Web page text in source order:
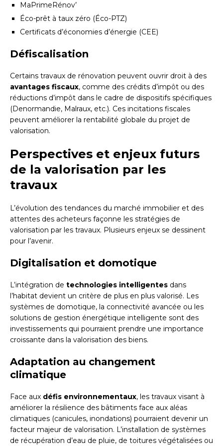
MaPrimeRénov’
Éco-prêt à taux zéro (Éco-PTZ)
Certificats d’économies d’énergie (CEE)
Défiscalisation
Certains travaux de rénovation peuvent ouvrir droit à des
avantages fiscaux, comme des crédits d’impôt ou des
réductions d’impôt dans le cadre de dispositifs spécifiques
(Denormandie, Malraux, etc.). Ces incitations fiscales
peuvent améliorer la rentabilité globale du projet de
valorisation.
Perspectives et enjeux futurs
de la valorisation par les
travaux
L’évolution des tendances du marché immobilier et des
attentes des acheteurs façonne les stratégies de
valorisation par les travaux. Plusieurs enjeux se dessinent
pour l’avenir.
Digitalisation et domotique
L’intégration de technologies intelligentes dans
l’habitat devient un critère de plus en plus valorisé. Les
systèmes de domotique, la connectivité avancée ou les
solutions de gestion énergétique intelligente sont des
investissements qui pourraient prendre une importance
croissante dans la valorisation des biens.
Adaptation au changement
climatique
Face aux défis environnementaux, les travaux visant à
améliorer la résilience des bâtiments face aux aléas
climatiques (canicules, inondations) pourraient devenir un
facteur majeur de valorisation. L’installation de systèmes
de récupération d’eau de pluie, de toitures végétalisées ou